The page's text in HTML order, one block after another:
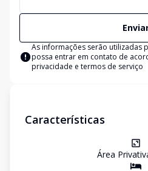
As informações serão utilizadas
possa entrar em contato de
privacidade e termos de serviço
Características
Área